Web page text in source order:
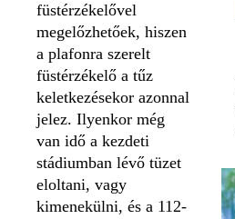
füstérzékelővel
megelőzhetőek, hiszen
a plafonra szerelt
füstérzékelő a tűz
keletkezésekor azonnal
jelez. Ilyenkor még
van idő a kezdeti
stádiumban lévő tüzet
eloltani, vagy
kimenekülni, és a 112-